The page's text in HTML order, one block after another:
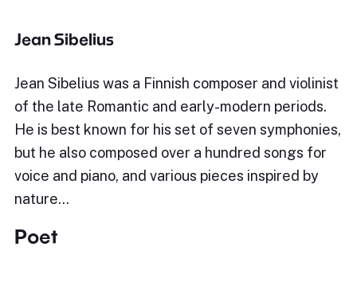
Jean Sibelius
Jean Sibelius was a Finnish composer and violinist
of the late Romantic and early-modern periods.
He is best known for his set of seven symphonies,
but he also composed over a hundred songs for
voice and piano, and various pieces inspired by
nature…
Poet